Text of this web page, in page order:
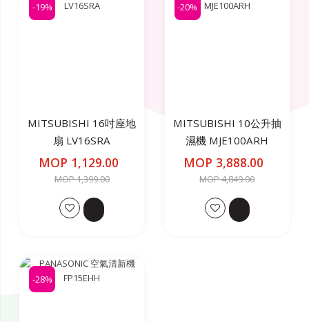
-19%
MITSUBISHI 16吋座地
扇 LV16SRA
MOP 1,129.00
MOP 1,399.00
-20%
MITSUBISHI 10公升抽
濕機 MJE100ARH
MOP 3,888.00
MOP 4,849.00
-28%